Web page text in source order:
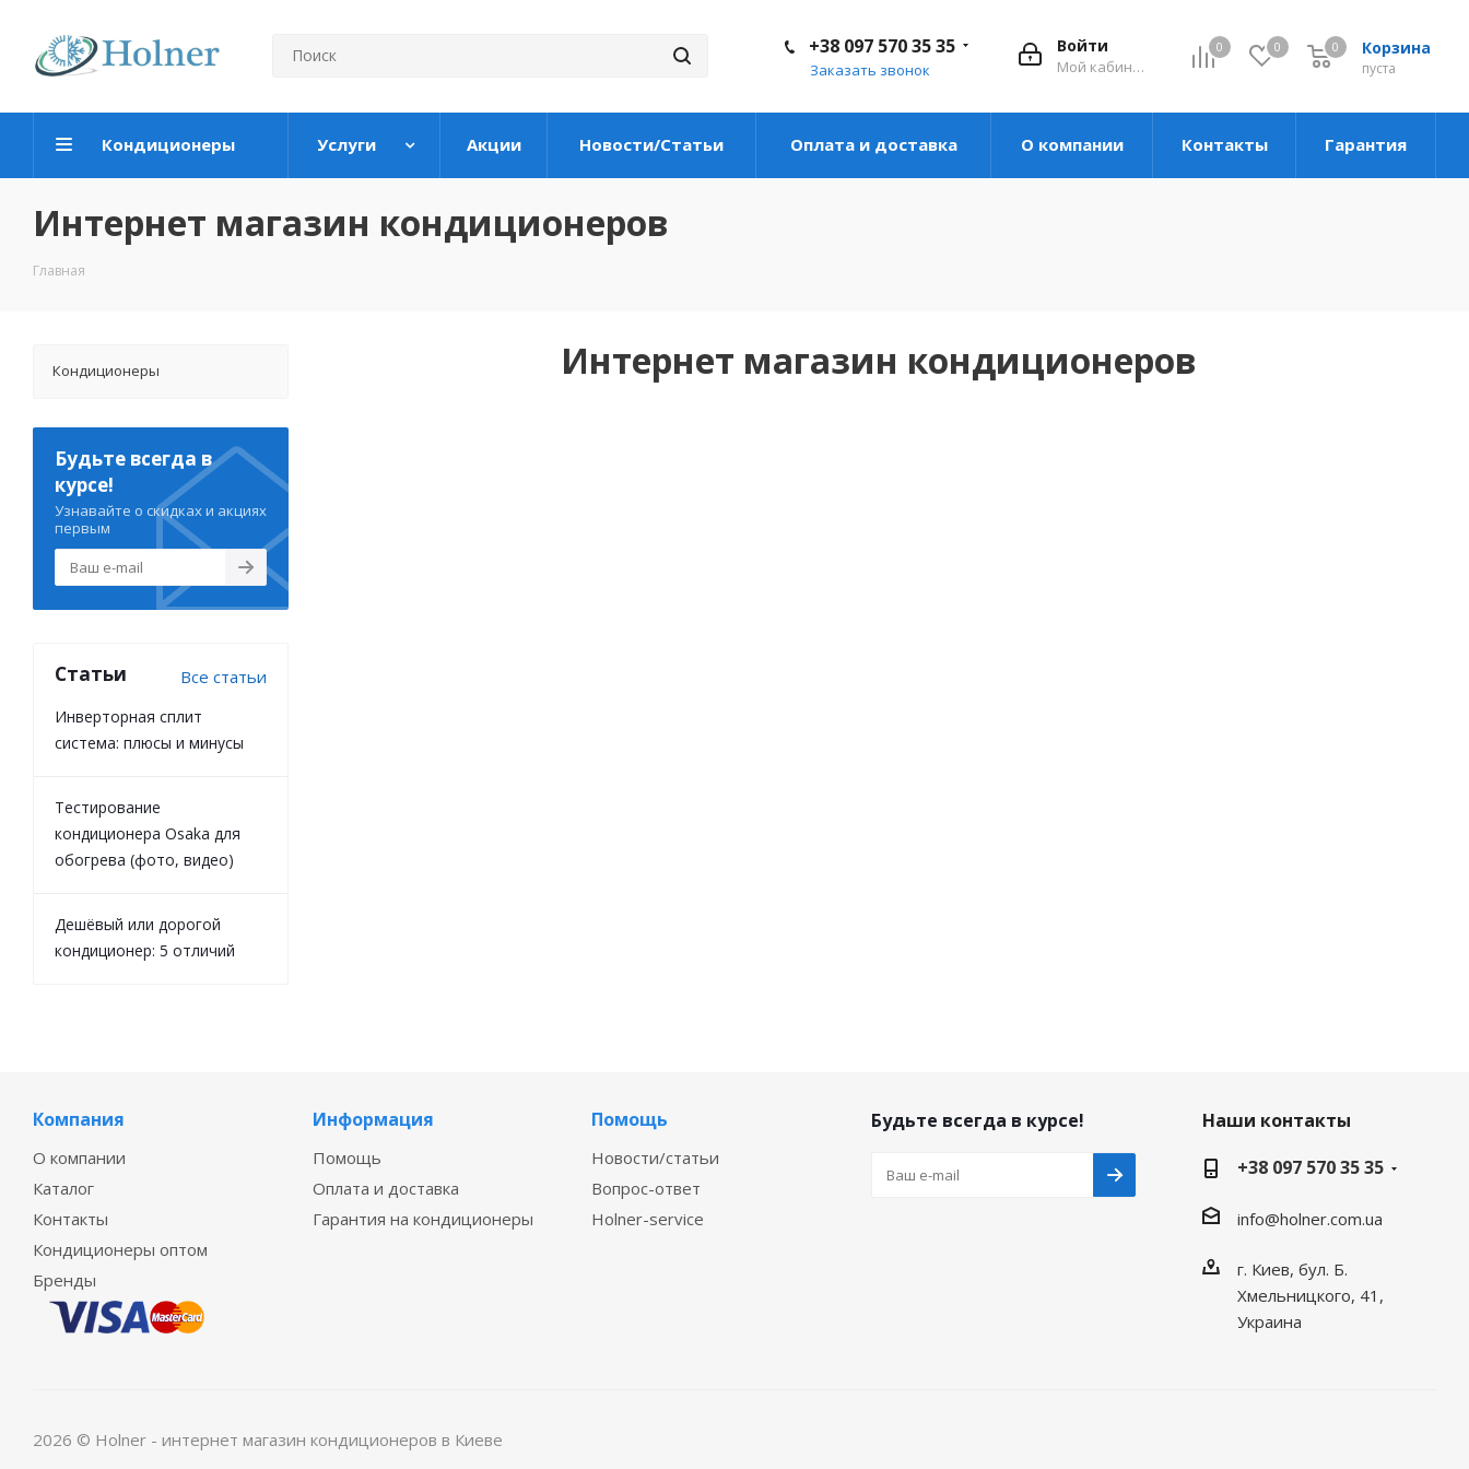
0 0 Корзина
пуста
0
Войти
Мой кабинет
+38 097 570 35 35
Заказать звонок
Кондиционеры Услуги Акции Новости/Статьи Оплата и доставка О компании Контакты Гарантия
Интернет магазин кондиционеров
Главная
Интернет магазин кондиционеров
Кондиционеры
Будьте всегда в
курсе!
Узнавайте о скидках и акциях
первым
Статьи Все статьи
Инверторная сплит
система: плюсы и минусы
Тестирование
кондиционера Osaka для
обогрева (фото, видео)
Дешёвый или дорогой
кондиционер: 5 отличий
Компания
О компании
Каталог
Контакты
Кондиционеры оптом
Бренды
Информация
Помощь
Оплата и доставка
Гарантия на кондиционеры
Помощь
Новости/статьи
Вопрос-ответ
Holner-service
Будьте всегда в курсе!
Наши контакты
+38 097 570 35 35
info@holner.com.ua
г. Киев, бул. Б.
Хмельницкого, 41,
Украина
2026 © Holner - интернет магазин кондиционеров в Киеве